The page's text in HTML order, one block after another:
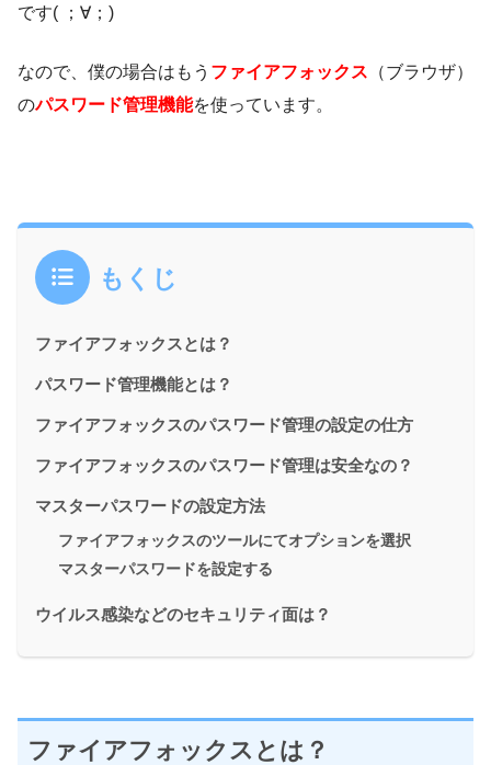
です( ；∀；)
なので、僕の場合はもう ファイアフォックス （ブラウザ）
のパスワード管理機能を使っています。
もくじ
ファイアフォックスとは？
パスワード管理機能とは？
ファイアフォックスのパスワード管理の設定の仕方
ファイアフォックスのパスワード管理は安全なの？
マスターパスワードの設定方法
ファイアフォックスのツールにてオプションを選択
マスターパスワードを設定する
ウイルス感染などのセキュリティ面は？
ファイアフォックスとは？